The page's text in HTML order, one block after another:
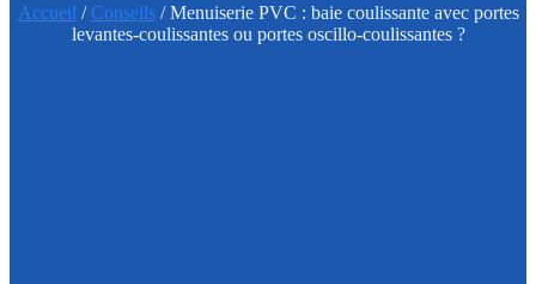
Accueil/Conseils/ Menuiserie PVC : baie coulissante avec portes
levantes-coulissantes ou portes oscillo-coulissantes ?